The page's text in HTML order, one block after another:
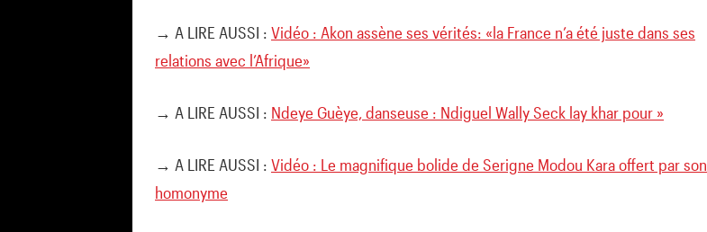
→ A LIRE AUSSI : Vidéo : Akon assène ses vérités: «la France n’a été juste dans ses
relations avec l’Afrique»
→ A LIRE AUSSI : Ndeye Guèye, danseuse : Ndiguel Wally Seck lay khar pour »
→ A LIRE AUSSI : Vidéo : Le magnifique bolide de Serigne Modou Kara offert par son
homonyme